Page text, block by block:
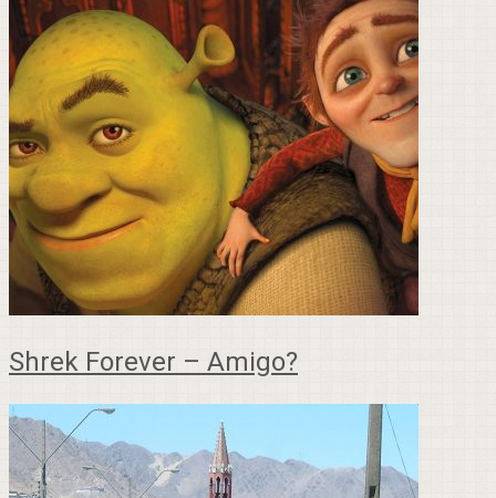
Shrek Forever – Amigo?